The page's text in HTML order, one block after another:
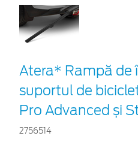
Atera* Rampă de
suportul de
Pro Advanced și
2756514